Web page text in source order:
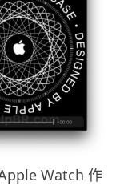
Watch 作